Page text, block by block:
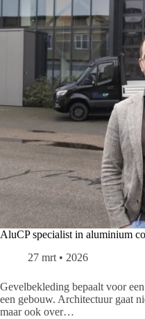
AluCP specialist in aluminium
27 mrt • 2026
Gevelbekleding bepaalt voor
een gebouw. Architectuur gaat
maar ook over…